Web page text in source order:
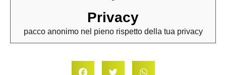
Privacy
pacco anonimo nel pieno rispetto della tua privacy